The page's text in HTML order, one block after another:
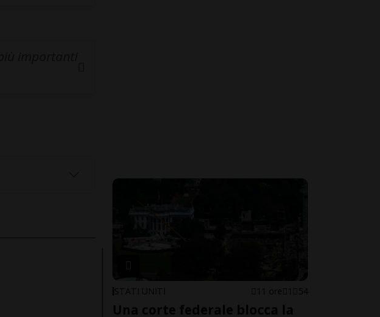
STATI UNITI 11 ore 1 54
Una corte federale blocca la